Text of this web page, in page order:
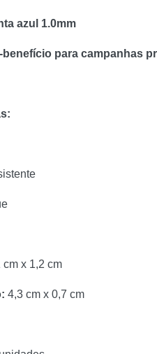
azul 1.0mm
para campanhas
cm x 1,2 cm
4,3 cm x 0,7 cm